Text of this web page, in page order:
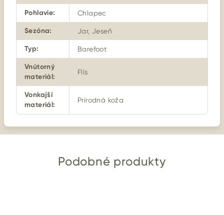
Pohlavie: Chlapec
Sezóna: Jar, Jeseň
Typ: Barefoot
Vnútorný
materiál:
Flís
Vonkajší
materiál:
Prírodná koža
Podobné produkty